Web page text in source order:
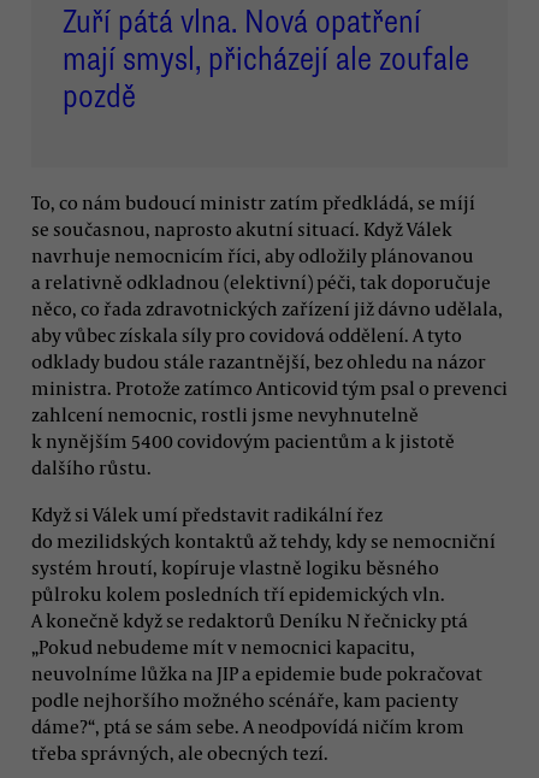
Zuří pátá vlna. Nová opatření
mají smysl, přicházejí ale zoufale
pozdě
To, co nám budoucí ministr zatím předkládá, se míjí
se současnou, naprosto akutní situací. Když Válek
navrhuje nemocnicím říci, aby odložily plánovanou
a relativně odkladnou (elektivní) péči, tak doporučuje
něco, co řada zdravotnických zařízení již dávno udělala,
aby vůbec získala síly pro covidová oddělení. A tyto
odklady budou stále razantnější, bez ohledu na názor
ministra. Protože zatímco Anticovid tým psal o prevenci
zahlcení nemocnic, rostli jsme nevyhnutelně
k nynějším 5400 covidovým pacientům a k jistotě
dalšího růstu.
Když si Válek umí představit radikální řez
do mezilidských kontaktů až tehdy, kdy se nemocniční
systém hroutí, kopíruje vlastně logiku běsného
půlroku kolem posledních tří epidemických vln.
A konečně když se redaktorů Deníku N řečnicky ptá
„Pokud nebudeme mít v nemocnici kapacitu,
neuvolníme lůžka na JIP a epidemie bude pokračovat
podle nejhoršího možného scénáře, kam pacienty
dáme?“, ptá se sám sebe. A neodpovídá ničím krom
třeba správných, ale obecných tezí.